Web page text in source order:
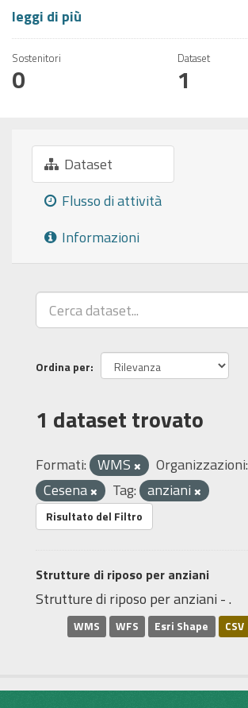
leggi di più
Sostenitori
0
Dataset
1
Dataset
Flusso di attività
Informazioni
Ordina per
1 dataset trovato
Formati: WMS
Organizzazioni:
Cesena
Tag: anziani
Risultato del Filtro
Strutture di riposo per anziani
Strutture di riposo per anziani - .
WMS WFS Esri Shape CSV